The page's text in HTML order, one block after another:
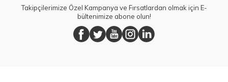
Takipçilerimize Özel Kampanya ve Fırsatlardan olmak için E-
bültenimize abone olun!